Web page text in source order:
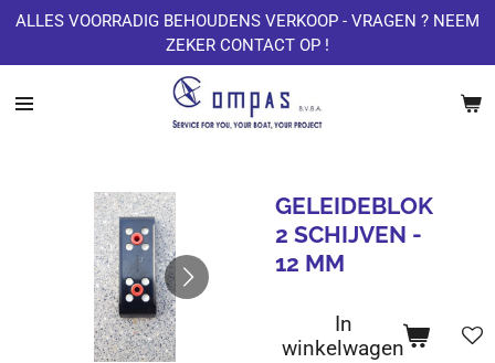
Ga
naar
de
ALLES VOORRADIG BEHOUDENS VERKOOP - VRAGEN ? NEEM
ZEKER CONTACT OP !
GELEIDEBLOK
2 SCHIJVEN -
12 MM
In
winkelwagen